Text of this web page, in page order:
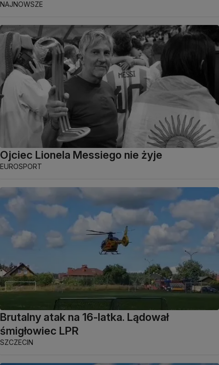
NAJNOWSZE
Ojciec Lionela Messiego nie żyje
EUROSPORT
Brutalny atak na 16-latka. Lądował
śmigłowiec LPR
SZCZECIN